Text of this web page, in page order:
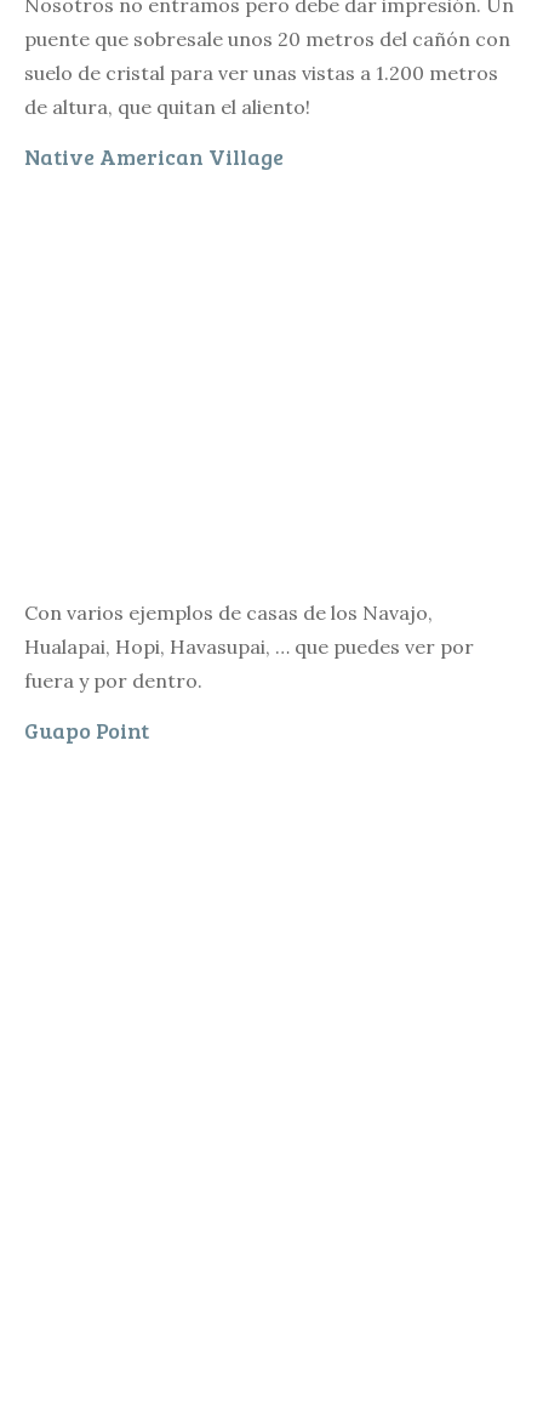
Nosotros no entramos pero debe dar impresión. Un
puente que sobresale unos 20 metros del cañón con
suelo de cristal para ver unas vistas a 1.200 metros
de altura, que quitan el aliento!
Native American Village
Con varios ejemplos de casas de los Navajo,
Hualapai, Hopi, Havasupai, … que puedes ver por
fuera y por dentro.
Guapo Point